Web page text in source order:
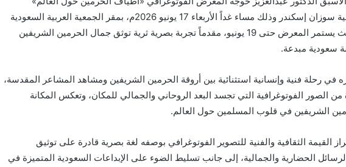
للمصورة السعودية العالمية سوزان إسكندر وذلك مساء غداً الأربعاء 17 يونيو 2026م، بمقر الجمعية العربية السعودية
للثقافة والفنون بجدة، حيث يستمر المعرض حتى 19 يونيو، مقدماً تجربة بصرية ثرية توثق جمال الحرمين الشريفين
سعودية مبدعة.
رحلة فنية وإنسانية استثنائية بين أروقة الحرمين الشريفين ومشاهد المشاعر المقدسة،
الصور الفوتوغرافية التي تجسد البعد الروحاني والجمالي للمكان، وتعكس المكانة
الشريفين في قلوب المسلمين حول العالم.
القيمة الثقافية والفنية للتصوير الفوتوغرافي بوصفه لغة بصرية قادرة على توثيق
الحضارية والجمالية، إلى جانب تسليط الضوء على الإبداعات السعودية المتميزة في